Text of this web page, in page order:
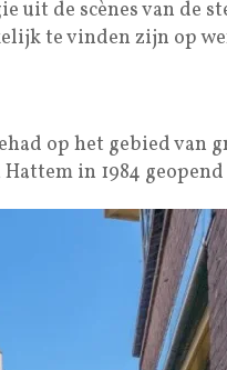
de scènes van de
te vinden zijn op
op het gebied van
in 1984 geopend